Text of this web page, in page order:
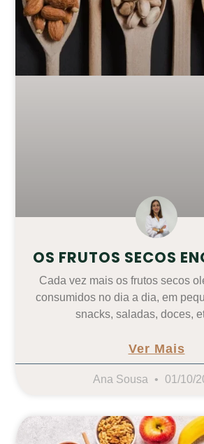
OS FRUTOS SECOS
Cada vez mais os frutos secos
consumidos no dia a dia, em
snacks, saladas, doces,
Ver Mais
Ana Sousa 01/10/